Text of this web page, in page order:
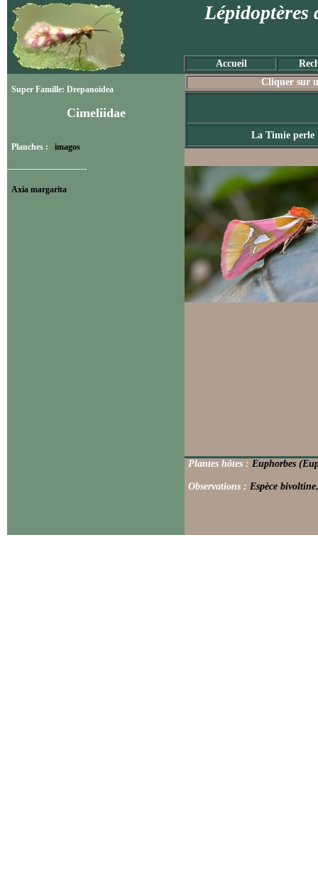
Lépidoptères
Accueil
Super Famille: Drepanoidea
Cimeliidae
Planches : imagos
----------------------------
Axia margarita
Cliquer sur
La Timie perle
Plantes hôtes : Euphorbes
Observations : Espèce bivoltine.